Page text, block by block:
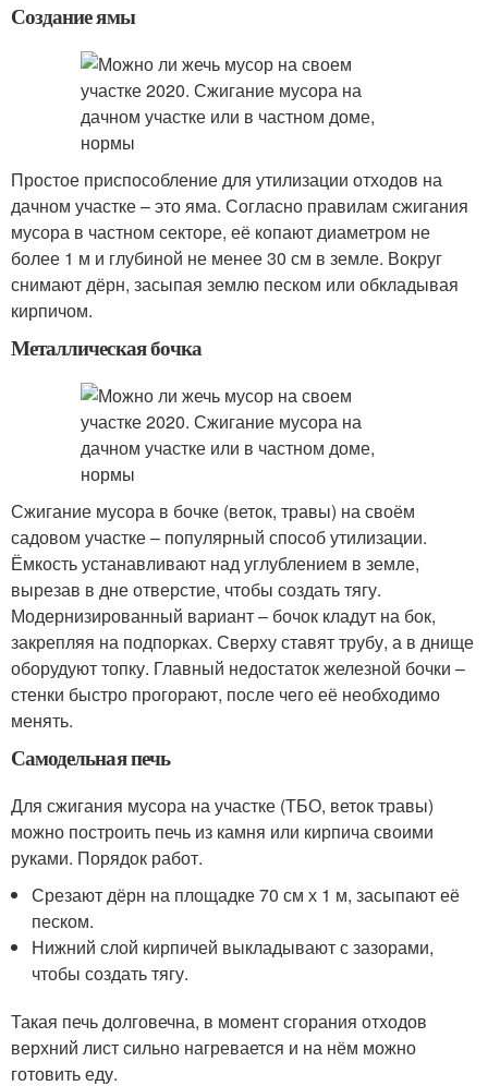
Создание ямы
Простое приспособление для утилизации отходов на
дачном участке – это яма. Согласно правилам сжигания
мусора в частном секторе, её копают диаметром не
более 1 м и глубиной не менее 30 см в земле. Вокруг
снимают дёрн, засыпая землю песком или обкладывая
кирпичом.
Металлическая бочка
Сжигание мусора в бочке (веток, травы) на своём
садовом участке – популярный способ утилизации.
Ёмкость устанавливают над углублением в земле,
вырезав в дне отверстие, чтобы создать тягу.
Модернизированный вариант – бочок кладут на бок,
закрепляя на подпорках. Сверху ставят трубу, а в днище
оборудуют топку. Главный недостаток железной бочки –
стенки быстро прогорают, после чего её необходимо
менять.
Самодельная печь
Для сжигания мусора на участке (ТБО, веток травы)
можно построить печь из камня или кирпича своими
руками. Порядок работ.
Срезают дёрн на площадке 70 см х 1 м, засыпают её
песком.
Нижний слой кирпичей выкладывают с зазорами,
чтобы создать тягу.
Такая печь долговечна, в момент сгорания отходов
верхний лист сильно нагревается и на нём можно
готовить еду.